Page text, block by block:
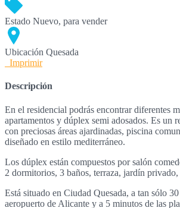
Estado Nuevo, para vender
Ubicación Quesada
Imprimir
Descripción
En el residencial podrás encontrar diferentes
apartamentos y dúplex semi adosados. Es un
con preciosas áreas ajardinadas, piscina
diseñado en estilo mediterráneo.
Los dúplex están compuestos por salón
2 dormitorios, 3 baños, terraza, jardín
Está situado en Ciudad Quesada, a tan sólo
aeropuerto de Alicante y a 5 minutos de las